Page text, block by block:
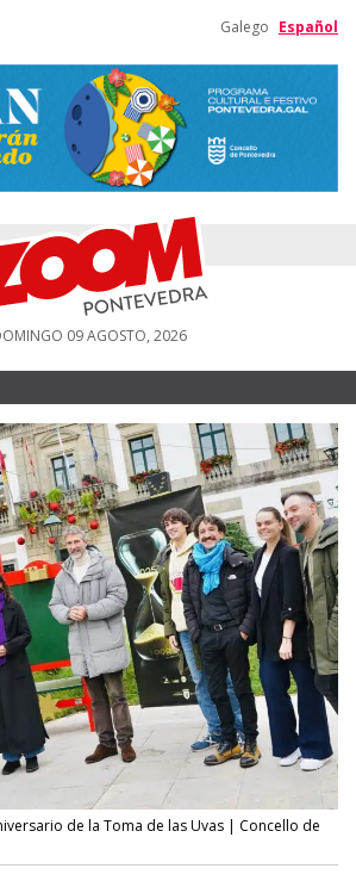
Galego Español
09 AGOSTO, 2026
de la Toma de las Uvas | Concello de